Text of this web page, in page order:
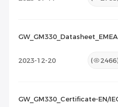
Documento de
2023-12-20 ( 2466
GW_GM330_Certificate-EN/